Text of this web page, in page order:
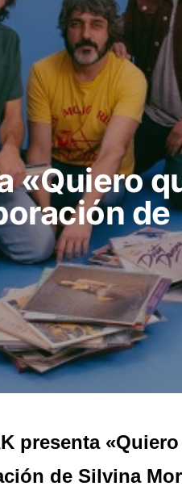
«Quiero
de
presenta
de Silvina